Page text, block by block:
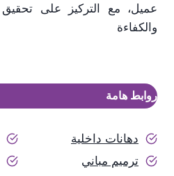
عميل، مع التركيز على
والكفاءة
روابط هامة
دهانات داخلية
ترميم مباني